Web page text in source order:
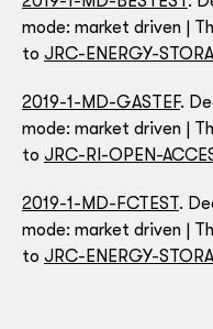
mode: market driven |
to JRC-ENERGY-
2019-1-MD-GASTEF.
mode: market driven |
to JRC-RI-OPEN-
2019-1-MD-FCTEST.
mode: market driven |
to JRC-ENERGY-